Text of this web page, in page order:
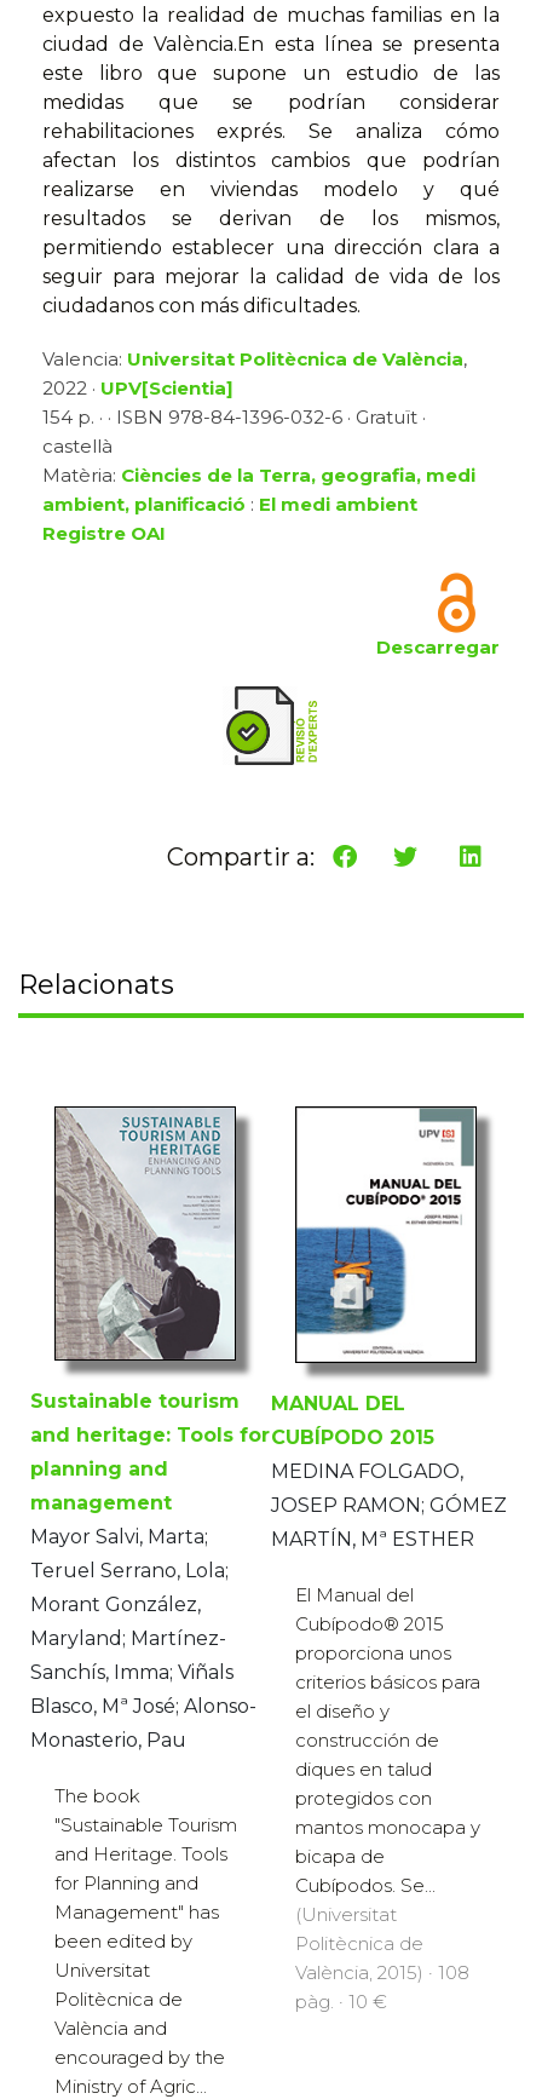
expuesto la realidad de muchas familias en la
ciudad de València.En esta línea se presenta
este libro que supone un estudio de las
medidas que se podrían considerar
rehabilitaciones exprés. Se analiza cómo
afectan los distintos cambios que podrían
realizarse en viviendas modelo y qué
resultados se derivan de los mismos,
permitiendo establecer una dirección clara a
seguir para mejorar la calidad de vida de los
ciudadanos con más dificultades.
Valencia: Universitat Politècnica de València,
2022 · UPV[Scientia]
154 p. · · ISBN 978-84-1396-032-6 · Gratuït ·
castellà
Matèria: Ciències de la Terra, geografia, medi
ambient, planificació : El medi ambient
Registre OAI
Descarregar
Compartir a:
Relacionats
Sustainable tourism
and heritage: Tools for
planning and
management
Mayor Salvi, Marta;
Teruel Serrano, Lola;
Morant González,
Maryland; Martínez-
Sanchís, Imma; Viñals
Blasco, Mª José; Alonso-
Monasterio, Pau
The book
"Sustainable Tourism
and Heritage. Tools
for Planning and
Management" has
been edited by
Universitat
Politècnica de
València and
encouraged by the
Ministry of Agric...
MANUAL DEL
CUBÍPODO 2015
MEDINA FOLGADO,
JOSEP RAMON; GÓMEZ
MARTÍN, Mª ESTHER
El Manual del
Cubípodo® 2015
proporciona unos
criterios básicos para
el diseño y
construcción de
diques en talud
protegidos con
mantos monocapa y
bicapa de
Cubípodos. Se...
(Universitat
Politècnica de
València, 2015) · 108
pàg. · 10 €